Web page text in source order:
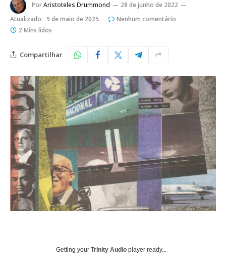
PorAristoteles Drummond
28 de junho de 2022
Atualizado: 9 de maio de 2025
Nenhum comentário
2 Mins lidos
Compartilhar
Getting your Trinity Audio player ready...